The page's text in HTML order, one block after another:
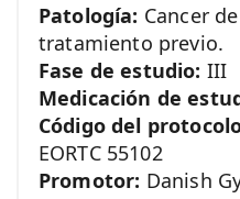
Patología: Cancer
tratamiento previo.
Fase de estudio: III
Medicación de
Código del
EORTC 55102
Promotor: Danish